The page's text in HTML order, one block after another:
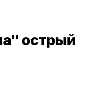
острый